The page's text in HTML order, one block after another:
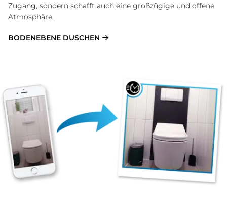
Zugang, sondern schafft auch eine großzügige und offene
Atmosphäre.
BODENEBENE DUSCHEN